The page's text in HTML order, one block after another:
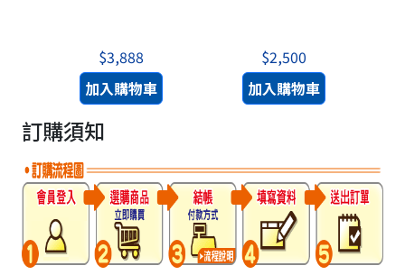
$3,500
加入購物車
$1,000
加入購物車
訂購須知